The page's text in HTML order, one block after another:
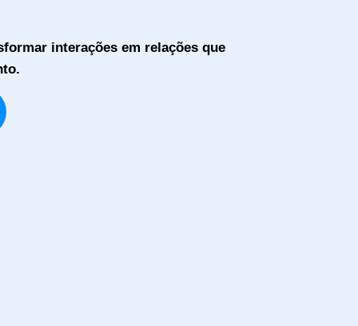
interações em relações que